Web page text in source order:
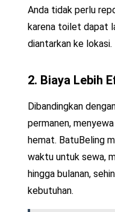
Anda tidak perlu
karena toilet dapat
diantarkan ke lokasi.
2. Biaya Lebih
Dibandingkan
permanen,
hemat. BatuBeling
waktu untuk sewa,
hingga bulanan,
kebutuhan.